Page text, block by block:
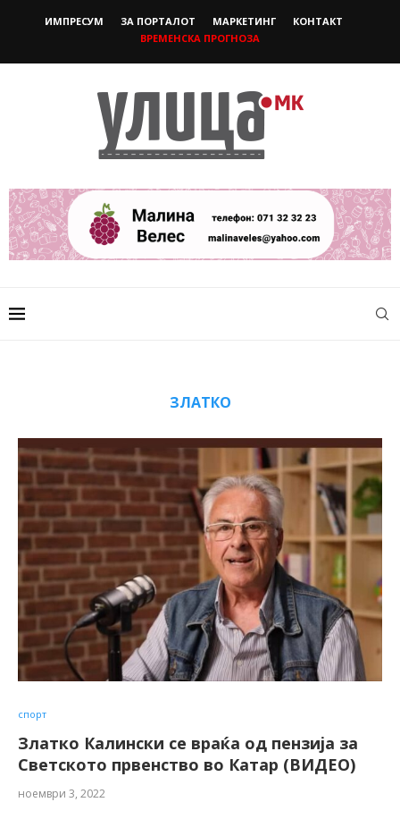
ИМПРЕСУМ ЗА ПОРТАЛОТ МАРКЕТИНГ
КОНТАКТ
ВРЕМЕНСКА ПРОГНОЗА
ЗЛАТКО
спорт
Златко Калински се враќа од пензија за
Светското првенство во Катар (ВИДЕО)
ноември 3, 2022